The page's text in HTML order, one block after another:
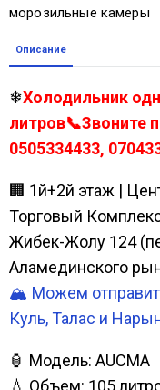
морозильные камеры
Описание
❄Холодильник
литров📞Звоните
0505334433,
🏢 1й+2й этаж |
Торговый
Жибек-Жолу 124
Аламединского
🏔️ Можем
Куль, Талас и
🏮 Модель: AUCMA
💧 Объем: 105